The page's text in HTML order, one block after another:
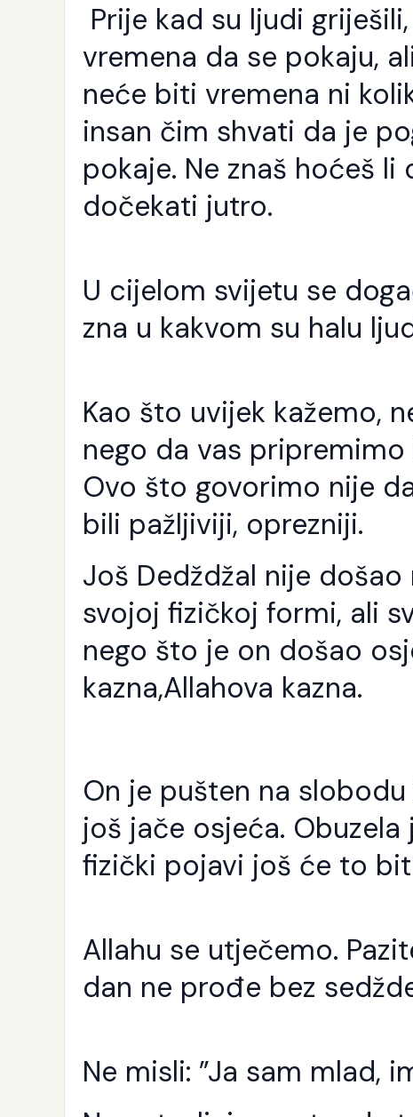
Prije kad su ljudi
vremena da se pokaju,
neće biti vremena ni
insan čim shvati da je
pokaje. Ne znaš hoćeš
dočekati jutro.
U cijelom svijetu se
zna u kakvom su halu
Kao što uvijek kažemo,
nego da vas
Ovo što govorimo nije
bili pažljiviji, oprezniji.
Još Dedždžal nije
svojoj fizičkoj formi, ali
nego što je on došao
kazna,Allahova kazna.
On je pušten na
još jače osjeća.
fizički pojavi još će to
Allahu se utječemo.
dan ne prođe bez
Ne misli: ”Ja sam mlad,
se
i […]